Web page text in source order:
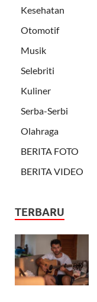
Kesehatan
Otomotif
Musik
Selebriti
Kuliner
Serba-Serbi
Olahraga
BERITA FOTO
BERITA VIDEO
TERBARU